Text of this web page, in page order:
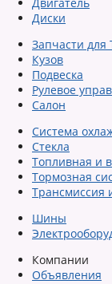
Диски
Запчасти для
Кузов
Подвеска
Рулевое
Салон
Система
Стекла
Топливная и
Тормозная
Трансмиссия
Шины
Компании
Объявления